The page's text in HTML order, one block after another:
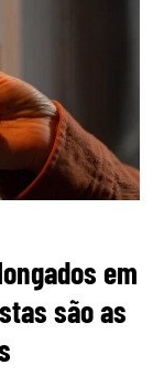
em
são as